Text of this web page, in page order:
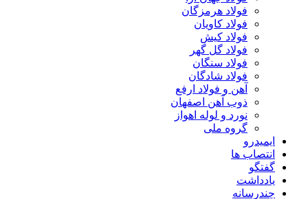
فولاد هرمزگان
فولاد کاویان
فولاد کیش
فولاد گل گهر
فولاد سنگان
فولاد شادگان
آهن و فولاد ارفع
ذوب آهن اصفهان
نورد و لوله اهواز
گروه ملی
ایمیدرو
انتصاب ها
گفتگو
یادداشت
چندرسانه